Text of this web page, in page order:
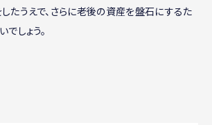
たうえで、さらに老後の資産を盤石にするた
しょう。